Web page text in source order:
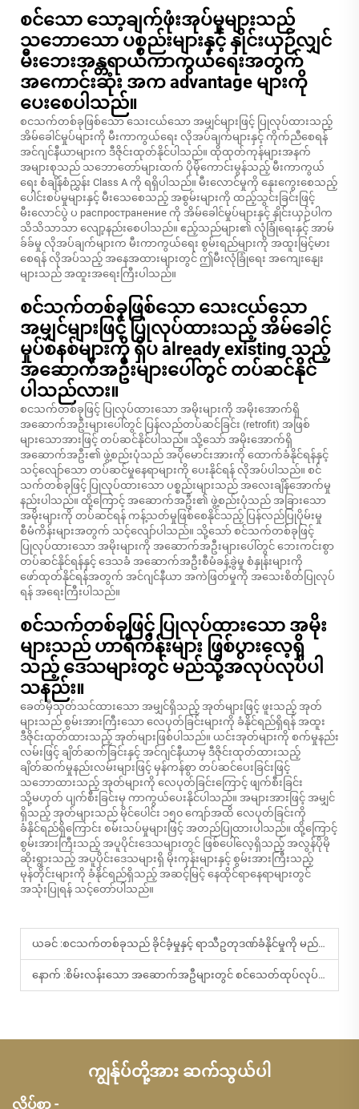
စင်သော သော့ချက်ဖုံးအုပ်မှုများသည်
သဘောသော ပစ္စည်းများနှင့် နှိုင်းယှဉ်လျှင်
မီးဘေးအန္တရာယ်ကာကွယ်ရေးအတွက်
အကောင်းဆုံး အက advantage များကို
ပေးစေပါသည်။
စငသက်တစ်ခုဖြစ်သော သေးငယ်သော အမျှင်များဖြင့် ပြုလုပ်ထားသည့်
အိမ်ခေါင်မှုပ်များကို မီးကာကွယ်ရေး လိုအပ်ချက်များနှင့် ကိုက်ညီစေရန်
အင်ဂျင်နီယာများက ဒီဇိုင်းထုတ်နိုင်ပါသည်။ ထိုထုတ်ကုန်များအနက်
အများစုသည် သဘောတော်များထက် ပိုမိုကောင်းမွန်သည့် မီးကာကွယ်
ရေး စံချိန်စံညွှန်း Class A ကို ရရှိပါသည်။ မီးလောင်မှုကို နှေးကွေးစေသည့်
ပေါင်းစပ်မှုများနှင့် မီးသေစေသည့် အစွမ်းများကို ထည့်သွင်းခြင်းဖြင့်
မီးလောင်ပွဲ ပ распространение ကို အိမ်ခေါင်မှုပ်များနှင့် နှိုင်းယှဉ်ပါက
သိသိသာသာ လျော့နည်းစေပါသည်။ ဧည့်သည်များ၏ လုံခြုံရေးနှင့် အာမ်
ခ်ခ်မှု လိုအပ်ချက်များက မီးကာကွယ်ရေး စွမ်းရည်များကို အထူးမြင့်မား
စေရန် လိုအပ်သည့် အနေအထားများတွင် ဤမီးလုံခြုံရေး အကျေးနျေး
များသည် အထူးအရေးကြီးပါသည်။
စင်သက်တစ်ခုဖြစ်သော သေးငယ်သော
အမျှင်များဖြင့် ပြုလုပ်ထားသည့် အိမ်ခေါင်
မှုပ်စနစ်များကို ရှိပ already existing သည့်
အဆောက်အဦးများပေါ်တွင် တပ်ဆင်နိုင်
ပါသည်လား။
စငသက်တစ်ခုဖြင့် ပြုလုပ်ထားသော အမိုးများကို အမိုးအောက်ရှိ
အဆောက်အဦးများပေါ်တွင် ပြန်လည်တပ်ဆင်ခြင်း (retrofit) အဖြစ်
များသောအားဖြင့် တပ်ဆင်နိုင်ပါသည်။ သို့သော် အမိုးအောက်ရှိ
အဆောက်အဦး၏ ဖွဲ့စည်းပုံသည် အပိုမောင်းအားကို ထောက်ခံနိုင်ရန်နှင့်
သင့်လျော်သော တပ်ဆင်မှုနေရာများကို ပေးနိုင်ရန် လိုအပ်ပါသည်။ စင်
သက်တစ်ခုဖြင့် ပြုလုပ်ထားသော ပစ္စည်းများသည် အလေးချိန်အောက်မှု
နည်းပါသည်။ ထို့ကြောင့် အဆောက်အဦး၏ ဖွဲ့စည်းပုံသည် အခြားသော
အမိုးများကို တပ်ဆင်ရန် ကန့်သတ်မှုဖြစ်စေနိုင်သည့် ပြန်လည်ပြုပိုမ်းမှု
စီမံကိန်းများအတွက် သင့်လျော်ပါသည်။ သို့သော် စင်သက်တစ်ခုဖြင့်
ပြုလုပ်ထားသော အမိုးများကို အဆောက်အဦးများပေါ်တွင် ဘေးကင်းစွာ
တပ်ဆင်နိုင်ရန်နှင့် ဒေသခံ အဆောက်အဦးစီမံခန့်ခွဲမှု စံနှုန်းများကို
ဖော်ထုတ်နိုင်ရန်အတွက် အင်ဂျင်နီယာ အကဲဖြတ်မှုကို အသေးစိတ်ပြုလုပ်
ရန် အရေးကြီးပါသည်။
စင်သက်တစ်ခုဖြင့် ပြုလုပ်ထားသော အမိုး
များသည် ဟာရီကိန်းများ ဖြစ်ပွားလေ့ရှိ
သည့် ဒေသများတွင် မည်သို့အလုပ်လုပ်ပါ
သနည်း။
ခေတ်မှီသုတ်သင်ထားသော အမျှင်ရှိသည့် အုတ်များဖြင့် ဖူးသည့် အုတ်
များသည် စွမ်းအားကြီးသော လေပုတ်ခြင်းများကို ခံနိုင်ရည်ရှိရန် အထူး
ဒီဇိုင်းထုတ်ထားသည့် အုတ်များဖြစ်ပါသည်။ ယင်းအုတ်များကို စက်မှုနည်း
လမ်းဖြင့် ချိတ်ဆက်ခြင်းနှင့် အင်ဂျင်နီယာမှ ဒီဇိုင်းထုတ်ထားသည့်
ချိတ်ဆက်မှုနည်းလမ်းများဖြင့် မှန်ကန်စွာ တပ်ဆင်ပေးခြင်းဖြင့်
သဘောထားသည့် အုတ်များကို လေပုတ်ခြင်းကြောင့် ဖျက်စီးခြင်း
သို့မဟုတ် ပျက်စီးခြင်းမှ ကာကွယ်ပေးနိုင်ပါသည်။ အများအားဖြင့် အမျှင်
ရှိသည့် အုတ်များသည် မိုင်ပေါင်း ၁၅၀ ကျော်အထိ လေပုတ်ခြင်းကို
ခံနိုင်ရည်ရှိကြောင်း စမ်းသပ်မှုများဖြင့် အတည်ပြုထားပါသည်။ ထို့ကြောင့်
စွမ်းအားကြီးသည့် အပူပိုင်းဒေသများတွင် ဖြစ်ပေါ်လေ့ရှိသည့် အလွန်ပိုမို
ဆိုးရွားသည့် အပူပိုင်းဒေသများရှိ မိုးကုန်းများနှင့် စွမ်းအားကြီးသည့်
မုန်တိုင်းများကို ခံနိုင်ရည်ရှိသည့် အဆင့်မြင့် နေထိုင်ရာနေရာများတွင်
အသုံးပြုရန် သင့်တော်ပါသည်။
ယခင် :စငသက်တစ်ခုသည် ခိုင်ခံ့မှုနှင့် ရာသီဥတုဒဏ်ခံနိုင်မှုကို မည်သို့တိုးမြှင့်ပေးပါသနည်း။
နောက် :စိမ်းလန်းသော အဆောက်အဦများတွင် စင်သေတ်ထုပ်လုပ်ထားသော သေးငယ်သော အချောင်းများဖြင့် ဖုံးအုပ်ထားသော အုပ်နှံ့များ၏ အသုံးချနိုင်မှု စွမ်းရည်
ကျွန်ုပ်တို့အား ဆက်သွယ်ပါ
လိပ်စာ -